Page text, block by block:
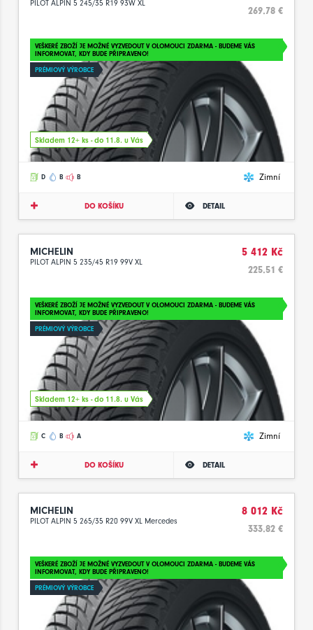
PILOT ALPIN 5 245/35 R19 93W XL
269.78 €
VEŠKERÉ ZBOŽÍ JE MOŽNÉ VYZVEDOUT V OLOMOUCI ZDARMA - BUDEME VÁS
INFORMOVAT, KDY BUDE PŘIPRAVENO!
PRÉMIOVÝ VÝROBCE
Skladem 12+ ks - do 11.8. u Vás
D B B Zimní
DO KOŠÍKU DETAIL
MICHELIN
PILOT ALPIN 5 235/45 R19 99V XL
5 412 Kč
225.51 €
VEŠKERÉ ZBOŽÍ JE MOŽNÉ VYZVEDOUT V OLOMOUCI ZDARMA - BUDEME VÁS
INFORMOVAT, KDY BUDE PŘIPRAVENO!
PRÉMIOVÝ VÝROBCE
Skladem 12+ ks - do 11.8. u Vás
C B A Zimní
DO KOŠÍKU DETAIL
MICHELIN
PILOT ALPIN 5 265/35 R20 99V XL Mercedes
8 012 Kč
333.82 €
VEŠKERÉ ZBOŽÍ JE MOŽNÉ VYZVEDOUT V OLOMOUCI ZDARMA - BUDEME VÁS
INFORMOVAT, KDY BUDE PŘIPRAVENO!
PRÉMIOVÝ VÝROBCE